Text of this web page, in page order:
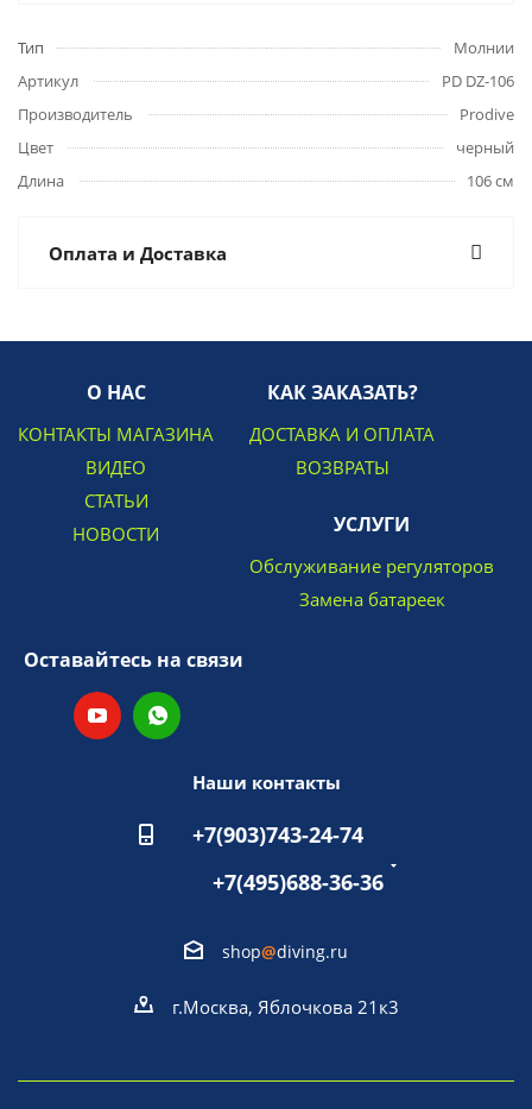
Тип
Молнии
Артикул
PD DZ-106
Производитель
Prodive
Цвет
черный
Длина
106 см
Оплата и Доставка
О НАС
КОНТАКТЫ МАГАЗИНА
ВИДЕО
СТАТЬИ
НОВОСТИ
КАК ЗАКАЗАТЬ?
ДОСТАВКА И ОПЛАТА
ВОЗВРАТЫ
УСЛУГИ
Обслуживание регуляторов
Замена батареек
Оставайтесь на связи
Наши контакты
+7(903)743-24-74
+7(495)688-36-36
shop@diving.ru
г.Москва, Яблочкова 21к3